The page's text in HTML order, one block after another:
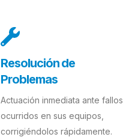
Resolución de
Problemas
Actuación inmediata ante fallos
ocurridos en sus equipos,
corrigiéndolos rápidamente.